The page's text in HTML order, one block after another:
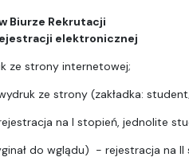
Biurze Rekrutacji
elektronicznej
ze strony internetowej;
ze strony (zakładka:
na I stopień, jednolite
do wglądu) - rejestracja na II